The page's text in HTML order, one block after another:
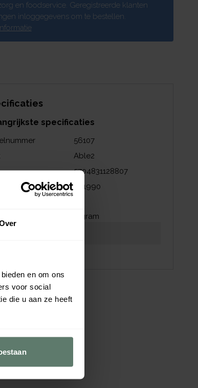
en om ons
voor social
die u aan ze heeft
en foodservice. Geregistreerde klanten
inloggegevens om te bestellen.
specificaties
56107
Able2
5704831128807
441990
gram
productblad